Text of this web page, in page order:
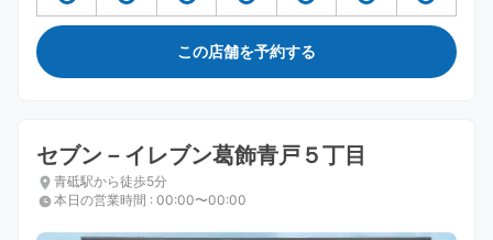
この店舗を予約する
セブン－イレブン葛飾青戸５丁目
青砥駅から徒歩5分
本日の営業時間 : 00:00〜00:00